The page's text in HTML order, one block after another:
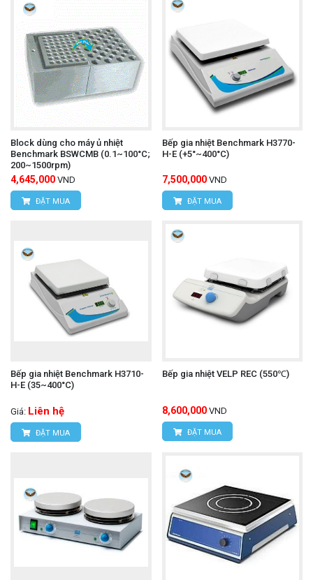
Block dùng cho máy ủ nhiệt
Benchmark BSWCMB (0.1~100°C;
200~1500rpm)
4,645,000 VND
ĐẶT MUA
Bếp gia nhiệt Benchmark H3770-
H-E (+5°~400°C)
7,500,000 VND
ĐẶT MUA
Bếp gia nhiệt Benchmark H3710-
H-E (35~400°C)
Giá: Liên hệ
ĐẶT MUA
Bếp gia nhiệt VELP REC (550℃)
8,600,000 VND
ĐẶT MUA